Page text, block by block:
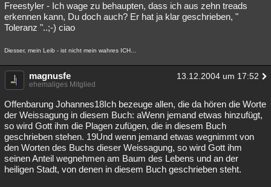
Freestyler - Ich wage zu behaupten, dass ich aus zehn treads
erkennen kann, Du doch auch? Er hat ja klar geschrieben, "
Toleranz "..;-) ciao
Diesser, mein Leib - ist nicht mein wahres ICH...
magnusfe 13.12.2004 um 17:52
ehemaliges Mitglied
Offenbarung Johannes18Ich bezeuge allen, die da hören die Worte
der Weissagung in diesem Buch: aWenn jemand etwas hinzufügt,
so wird Gott ihm die Plagen zufügen, die in diesem Buch
geschrieben stehen. 19Und wenn jemand etwas wegnimmt von
den Worten des Buchs dieser Weissagung, so wird Gott ihm
seinen Anteil wegnehmen am Baum des Lebens und an der
heiligen Stadt, von denen in diesem Buch geschrieben steht.